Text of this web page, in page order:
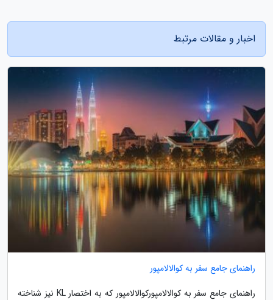
اخبار و مقالات مرتبط
راهنمای جامع سفر به کوالالامپور
راهنمای جامع سفر به کوالالامپورکوالالامپور که به اختصار KL نیز شناخته